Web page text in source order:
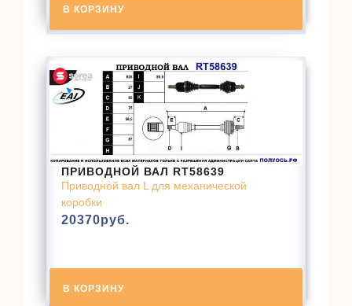
В КОРЗИНУ
ПРИВОДНОЙ ВАЛ RT58639
Приводной вал L для механической
коробки
20370руб.
В КОРЗИНУ